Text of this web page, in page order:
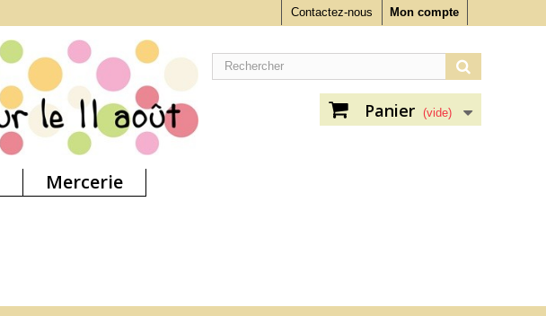
Mon compte
Contactez-nous
Panier (vide)
Mercerie